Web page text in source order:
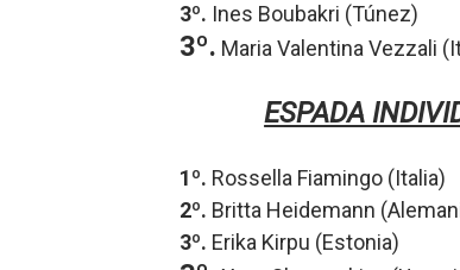
3º. Ines Boubakri (Túnez)
3º. Maria Valentina Vezzali
ESPADA
1º. Rossella Fiamingo (Italia)
2º. Britta Heidemann
3º. Erika Kirpu (Estonia)